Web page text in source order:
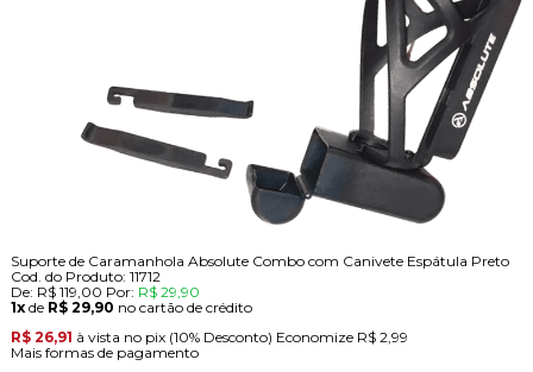
Suporte de Caramanhola Absolute Combo com Canivete Espátula Preto
Cod. do Produto: 11712
De: R$ 119,00 Por: R$ 29,90
1xde R$ 29,90 no cartão de crédito
R$ 26,91 à vista no pix (10% Desconto) Economize R$ 2,99
Mais formas de pagamento